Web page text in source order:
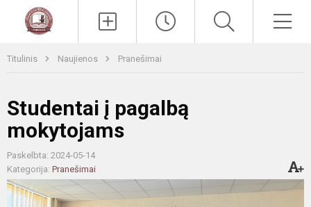
Titulinis Naujienos Pranešimai
Studentai į pagalbą
mokytojams
Paskelbta: 2024-05-14
Kategorija: Pranešimai